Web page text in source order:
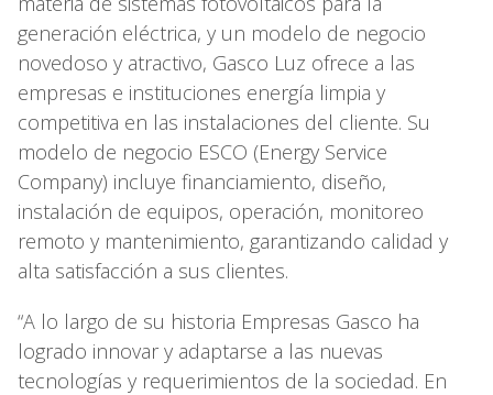
generación eléctrica, y un modelo de negocio
novedoso y atractivo, Gasco Luz ofrece a las
empresas e instituciones energía limpia y
competitiva en las instalaciones del cliente. Su
modelo de negocio ESCO (Energy Service
Company) incluye financiamiento, diseño,
instalación de equipos, operación, monitoreo
remoto y mantenimiento, garantizando calidad y
alta satisfacción a sus clientes.
“A lo largo de su historia Empresas Gasco ha
logrado innovar y adaptarse a las nuevas
tecnologías y requerimientos de la sociedad. En